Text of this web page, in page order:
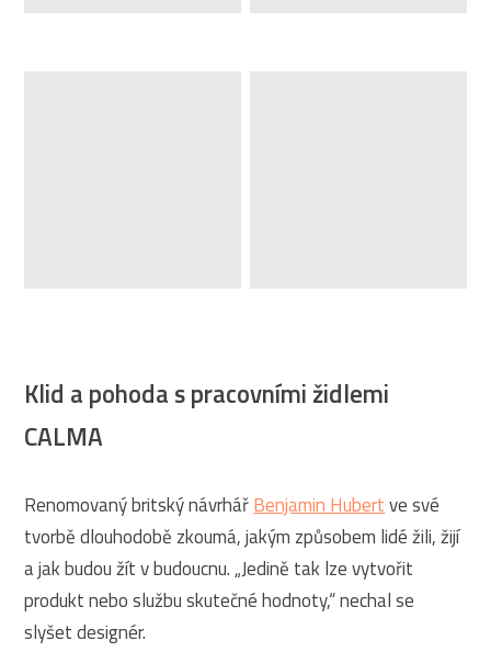
Klid a pohoda s pracovními židlemi
CALMA
Renomovaný britský návrhářBenjamin Hubertve své
tvorbě dlouhodobě zkoumá, jakým způsobem lidé žili, žijí
a jak budou žít v budoucnu. „Jedině tak lze vytvořit
produkt nebo službu skutečné hodnoty,“ nechal se
slyšet designér.